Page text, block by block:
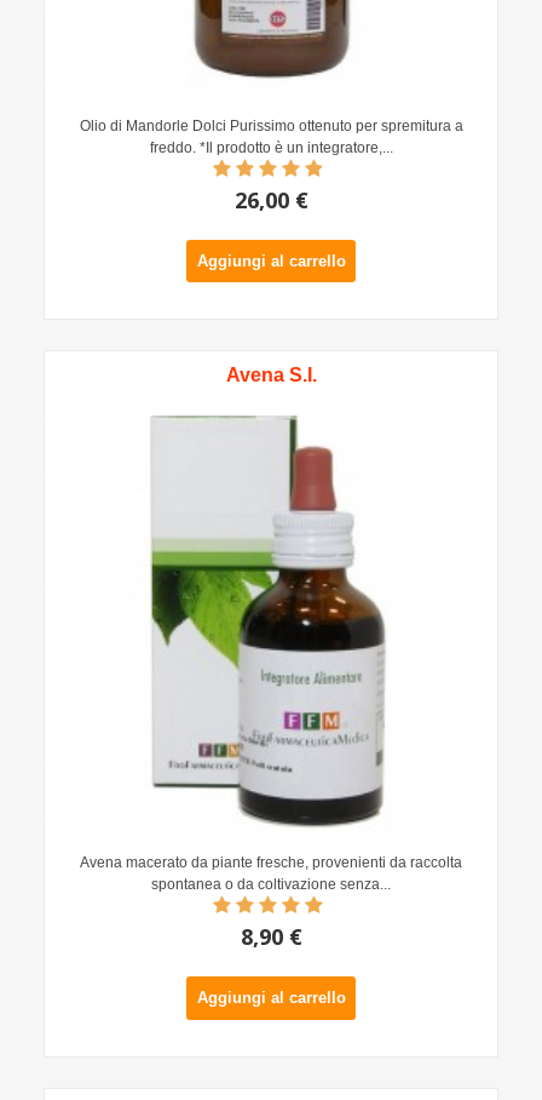
Olio di Mandorle Dolci Purissimo ottenuto per spremitura a
freddo. *Il prodotto è un integratore,...
26,00 €
Aggiungi al carrello
Avena S.I.
Avena macerato da piante fresche, provenienti da raccolta
spontanea o da coltivazione senza...
8,90 €
Aggiungi al carrello